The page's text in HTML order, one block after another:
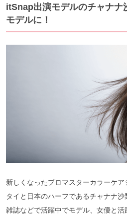
itSnap出演モデルのチャナナ
モデルに！
新しくなったプロマスターカラーケア
タイと日本のハーフであるチャナナ
雑誌などで活躍中でモデル、女優と